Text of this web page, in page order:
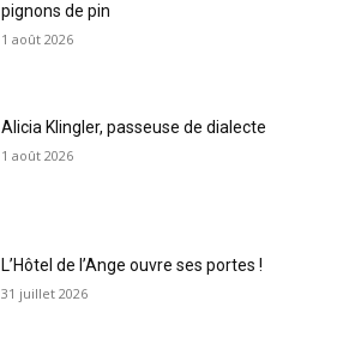
pignons de pin
1 août 2026
Alicia Klingler, passeuse de dialecte
1 août 2026
L’Hôtel de l’Ange ouvre ses portes !
31 juillet 2026